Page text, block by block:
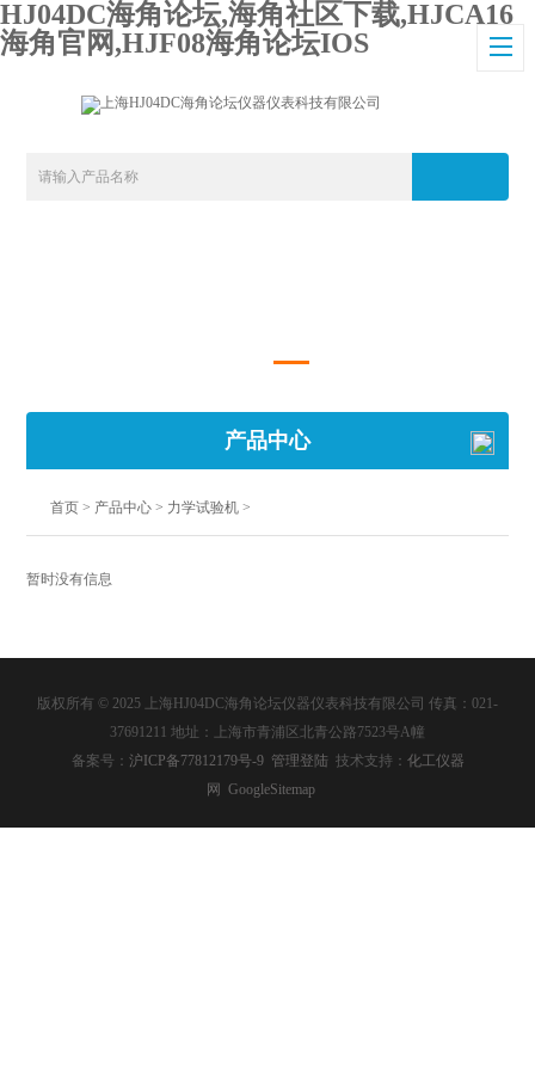
HJ04DC海角论坛,海角社区下载,HJCA16
海角官网,HJF08海角论坛IOS
产品中心
首页 > 产品中心 > 力学试验机 >
暂时没有信息
版权所有 © 2025 上海HJ04DC海角论坛仪器仪表科技有限公司 传真：021-
37691211 地址：上海市青浦区北青公路7523号A幢
备案号： 沪ICP备77812179号-9 管理登陆 技术支持： 化工仪器
网 GoogleSitemap